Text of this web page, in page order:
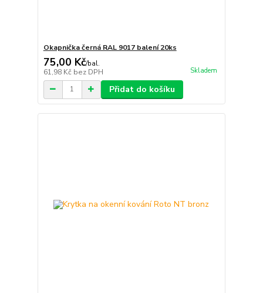
Okapnička černá RAL 9017 balení 20ks
75,00 Kč/bal.
61,98 Kč bez DPH Skladem
Přidat do košíku